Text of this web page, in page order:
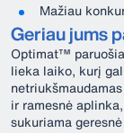
Mažiau
Geriau jums
Optimat™
lieka laiko, kurį
ir ramesnė
sukuriama